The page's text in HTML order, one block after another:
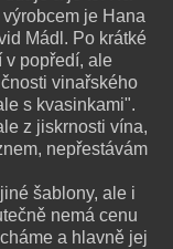
je Hana
Mádl. Po krátké
v popředí, ale
vinařského
s kvasinkami".
z jiskrnosti vína,
nepřestávám
šablony, ale i
nemá cenu
a hlavně jej